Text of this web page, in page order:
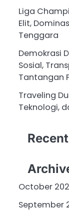
Liga
Elit,
Tenggara
Demokrasi
Sosial,
Tantangan
Traveling
Teknologi,
October
September